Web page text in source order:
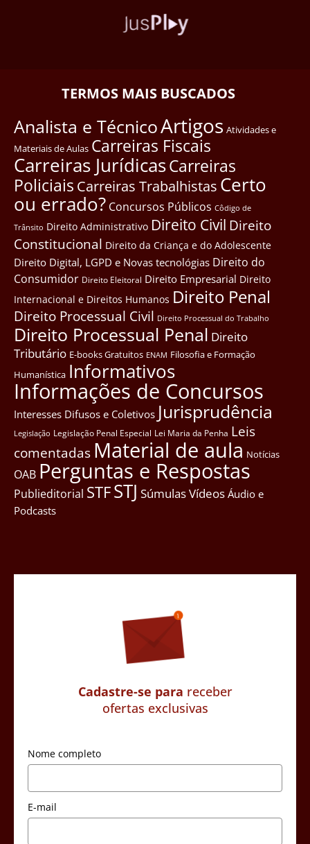
TERMOS MAIS BUSCADOS
Analista e TécnicoArtigos Atividades e
Materiais de Aulas Carreiras Fiscais
Carreiras JurídicasCarreiras
Policiais Carreiras Trabalhistas Certo
ou errado? Concursos Públicos Côdigo de
Trânsito Direito Administrativo Direito Civil Direito
Constitucional Direito da Criança e do Adolescente
Direito Digital, LGPD e Novas tecnológias Direito do
Consumidor Direito Eleitoral Direito Empresarial Direito
Internacional e Direitos Humanos Direito Penal
Direito Processual Civil Direito Processual do Trabalho
Direito Processual Penal Direito
Tributário E-books Gratuitos ENAM Filosofia e Formação
Humanística Informativos
Informações de Concursos
Interesses Difusos e Coletivos Jurisprudência
Legislação Legislação Penal Especial Lei Maria da Penha Leis
comentadas Material de aula Notícias
OAB Perguntas e Respostas
Publieditorial STFSTJ SúmulasVídeos Áudio e
Podcasts
Cadastre-se para receber
ofertas exclusivas
Nome completo
E-mail